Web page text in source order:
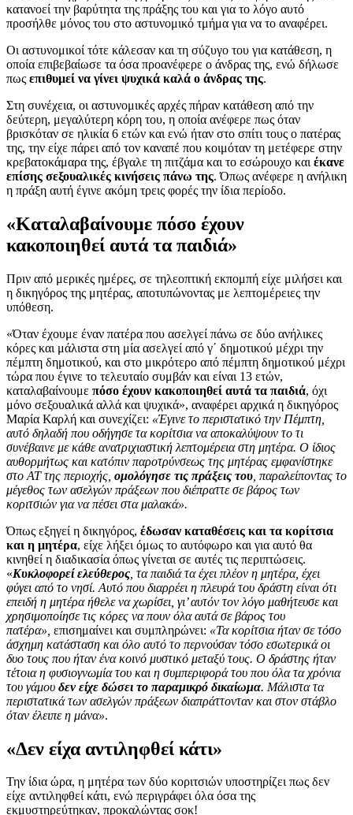
κατανοεί την βαρύτητα της πράξης του και για το λόγο αυτό
προσήλθε μόνος του στο αστυνομικό τμήμα για να το αναφέρει.
Οι αστυνομικοί τότε κάλεσαν και τη σύζυγο του για κατάθεση, η
οποία επιβεβαίωσε τα όσα προανέφερε ο άνδρας της, ενώ δήλωσε
πως επιθυμεί να γίνει ψυχικά καλά ο άνδρας της.
Στη συνέχεια, οι αστυνομικές αρχές πήραν κατάθεση από την
δεύτερη, μεγαλύτερη κόρη του, η οποία ανέφερε πως όταν
βρισκόταν σε ηλικία 6 ετών και ενώ ήταν στο σπίτι τους ο πατέρας
της, την είχε πάρει από τον καναπέ που κοιμόταν τη μετέφερε στην
κρεβατοκάμαρα της, έβγαλε τη πιτζάμα και το εσώρουχο και έκανε
επίσης σεξουαλικές κινήσεις πάνω της. Όπως ανέφερε η ανήλικη
η πράξη αυτή έγινε ακόμη τρεις φορές την ίδια περίοδο.
«Καταλαβαίνουμε πόσο έχουν
κακοποιηθεί αυτά τα παιδιά»
Πριν από μερικές ημέρες, σε τηλεοπτική εκπομπή είχε μιλήσει και
η δικηγόρος της μητέρας, αποτυπώνοντας με λεπτομέρειες την
υπόθεση.
«Όταν έχουμε έναν πατέρα που ασελγεί πάνω σε δύο ανήλικες
κόρες και μάλιστα στη μία ασελγεί από γ΄ δημοτικού μέχρι την
πέμπτη δημοτικού, και στο μικρότερο από πέμπτη δημοτικού μέχρι
τώρα που έγινε το τελευταίο συμβάν και είναι 13 ετών,
καταλαβαίνουμε πόσο έχουν κακοποιηθεί αυτά τα παιδιά, όχι
μόνο σεξουαλικά αλλά και ψυχικά», αναφέρει αρχικά η δικηγόρος
Μαρία Καρλή και συνεχίζει: «Έγινε το περιστατικό την Πέμπτη,
αυτό δηλαδή που οδήγησε τα κορίτσια να αποκαλύψουν το τι
συνέβαινε με κάθε ανατριχιαστική λεπτομέρεια στη μητέρα. Ο ίδιος
αυθορμήτως και κατόπιν παροτρύνσεως της μητέρας εμφανίστηκε
στο ΑΤ της περιοχής, ομολόγησε τις πράξεις του , παραλείποντας το
μέγεθος των ασελγών πράξεων που διέπραττε σε βάρος των
κοριτσιών για να πέσει στα μαλακά».
Όπως εξηγεί η δικηγόρος, έδωσαν καταθέσεις και τα κορίτσια
και η μητέρα, είχε λήξει όμως το αυτόφωρο και για αυτό θα
κινηθεί η διαδικασία όπως γίνεται σε αυτές τις περιπτώσεις.
«Κυκλοφορεί ελεύθερος , τα παιδιά τα έχει πλέον η μητέρα, έχει
φύγει από το νησί. Αυτό που διαρρέει η πλευρά του δράστη είναι ότι
επειδή η μητέρα ήθελε να χωρίσει, γι’ αυτόν τον λόγο μαθήτευσε και
χρησιμοποίησε τις κόρες να πουν όλα αυτά σε βάρος του
πατέρα», επισημαίνει και συμπληρώνει: «Τα κορίτσια ήταν σε τόσο
άσχημη κατάσταση και όλο αυτό το περνούσαν τόσο εσωτερικά οι
δυο τους που ήταν ένα κοινό μυστικό μεταξύ τους. Ο δράστης ήταν
τέτοια η φυσιογνωμία του και η συμπεριφορά του που όλα τα χρόνια
του γάμου δεν είχε δώσει το παραμικρό δικαίωμα. Μάλιστα τα
περιστατικά των ασελγών πράξεων διαπράττονταν και στον στάβλο
όταν έλειπε η μάνα».
«Δεν είχα αντιληφθεί κάτι»
Την ίδια ώρα, η μητέρα των δύο κοριτσιών υποστηρίζει πως δεν
είχε αντιληφθεί κάτι, ενώ περιγράφει όλα όσα της
εκμυστηρεύτηκαν, προκαλώντας σοκ!